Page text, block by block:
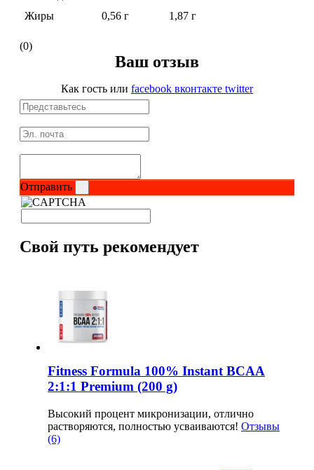
НАЗАД
BCAA
Порошковые BCAA
Изотоники
Бета-аланин
Комплексы аминокислот
Жиры
0,56 г 1,87 г
(0)
Ваш отзыв
Как гость или facebook вконтакте twitter
Отправить
Свой путь рекомендует
Fitness Formula 100% Instant BCAA
2:1:1 Premium (200 g)
Высокий процент микронизации, отлично
растворяются, полностью усваиваются! Отзывы
(6)